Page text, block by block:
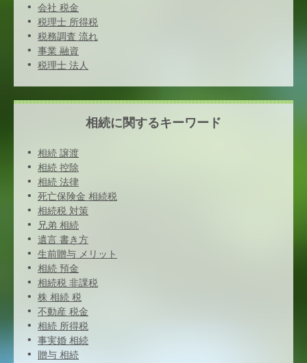
会社 税金
税理士 所得税
税務調査 流れ
事業 融資
税理士 法人
相続に関するキーワード
相続 譲渡
相続 控除
相続 法律
死亡保険金 相続税
相続税 対策
兄弟 相続
遺言 書き方
生前贈与 メリット
相続 預金
相続税 非課税
株 相続 税
不動産 税金
相続 所得税
事実婚 相続
贈与 相続